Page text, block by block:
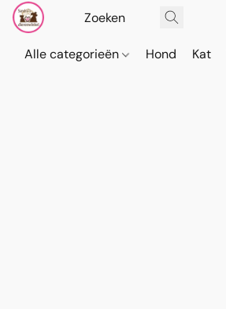
Alle categorieën Hond Kat